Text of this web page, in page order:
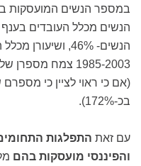
(אם כי ראוי לציין כי
בכ-172%).
עם זאת התפלגות
והפיננסי מועסקות בהם